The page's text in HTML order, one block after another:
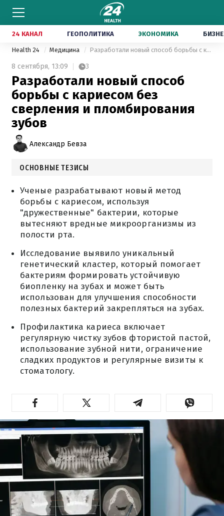
24 КАНАЛ ГЕОПОЛИТИКА ЭКОНОМИКА
Health 24 Медицина Разработали новый способ борьбы с кариесом без сверления и пломбирования зубов
8 сентября, 13:09 3
Разработали новый способ
борьбы с кариесом без
сверления и пломбирования
зубов
Александр Бевза
ОСНОВНЫЕ ТЕЗИСЫ
Ученые разрабатывают новый метод
борьбы с кариесом, используя
"дружественные" бактерии, которые
вытесняют вредные микроорганизмы из
полости рта.
Исследование выявило уникальный
генетический кластер, который помогает
бактериям формировать устойчивую
биопленку на зубах и может быть
использован для улучшения способности
полезных бактерий закрепляться на зубах.
Профилактика кариеса включает
регулярную чистку зубов фтористой пастой,
использование зубной нити, ограничение
сладких продуктов и регулярные визиты к
стоматологу.